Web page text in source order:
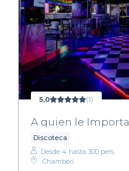
5,0 (1)
A quien le Importa
Discoteca
Desde 4 hasta 300 pers.
Chamberi